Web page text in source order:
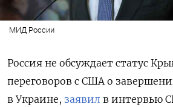
МИД России
Россия не обсуждает статус
переговоров с США о
в Украине, заявил в интервью